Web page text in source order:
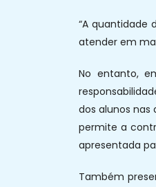
“A quantidade
atender em
No entanto,
dos alunos nas
permite a
apresentada
Também